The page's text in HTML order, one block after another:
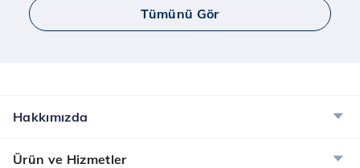
Tümünü Gör
Hakkımızda
Ürün ve Hizmetler